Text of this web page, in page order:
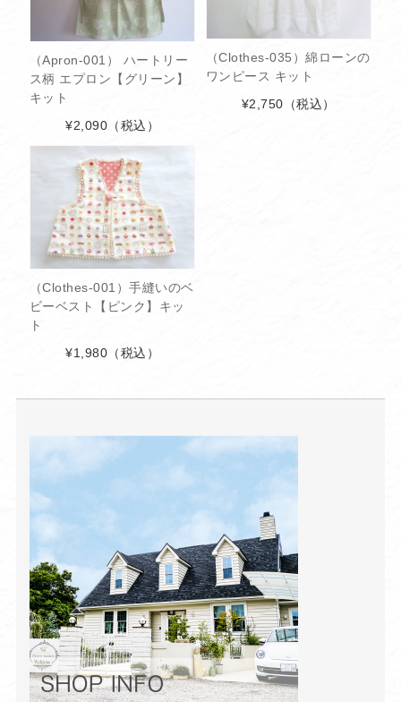
（Apron-001） ハートリー
ス柄 エプロン【グリーン】
キット
¥2,090 （税込）
（Clothes-035）綿ローンの
ワンピース キット
¥2,750 （税込）
（Clothes-001）手縫いのベ
ビーベスト【ピンク】キッ
ト
¥1,980 （税込）